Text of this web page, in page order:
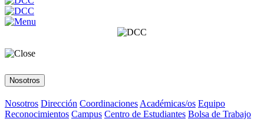
Nosotros
Nosotros Dirección Coordinaciones Académicas/os Equipo
Reconocimientos Campus Centro de Estudiantes Bolsa de Trabajo